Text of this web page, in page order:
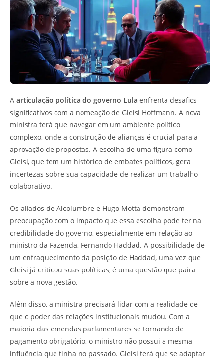
A articulação política do governo Lula enfrenta desafios
significativos com a nomeação de Gleisi Hoffmann. A nova
ministra terá que navegar em um ambiente político
complexo, onde a construção de alianças é crucial para a
aprovação de propostas. A escolha de uma figura como
Gleisi, que tem um histórico de embates políticos, gera
incertezas sobre sua capacidade de realizar um trabalho
colaborativo.
Os aliados de Alcolumbre e Hugo Motta demonstram
preocupação com o impacto que essa escolha pode ter na
credibilidade do governo, especialmente em relação ao
ministro da Fazenda, Fernando Haddad. A possibilidade de
um enfraquecimento da posição de Haddad, uma vez que
Gleisi já criticou suas políticas, é uma questão que paira
sobre a nova gestão.
Além disso, a ministra precisará lidar com a realidade de
que o poder das relações institucionais mudou. Com a
maioria das emendas parlamentares se tornando de
pagamento obrigatório, o ministro não possui a mesma
influência que tinha no passado. Gleisi terá que se adaptar